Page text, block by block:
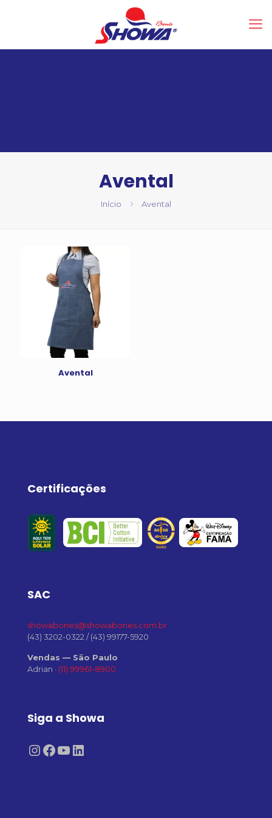
Avental
Início Avental
Avental
Certificações
SAC
showabones@showabones.com.br
(43) 3202-0322/(43) 99177-5920
Vendas — São Paulo
Adrian · (11) 99961-8900
Siga a Showa
Instagram
Facebook
Youtube
LinkedIn